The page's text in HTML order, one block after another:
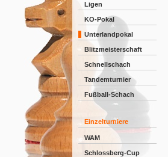
Ligen
KO-Pokal
Unterlandpokal
Blitzmeisterschaft
Schnellschach
Tandemturnier
Fußball-Schach
Einzelturniere
WAM
Schlossberg-Cup